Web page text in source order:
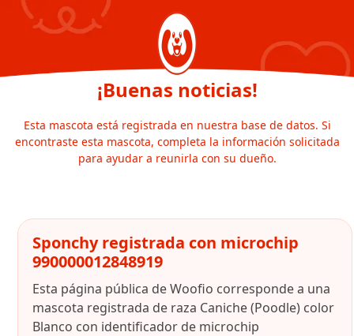
¡Buenas noticias!
Esta mascota está registrada en nuestra base de datos. Si
encontraste esta mascota, completa la información solicitada
para ayudar a reunirla con su dueño.
Sponchy registrada con microchip
990000012848919
Esta página pública de Woofio corresponde a una
mascota registrada de raza Caniche (Poodle) color
Blanco con identificador de microchip